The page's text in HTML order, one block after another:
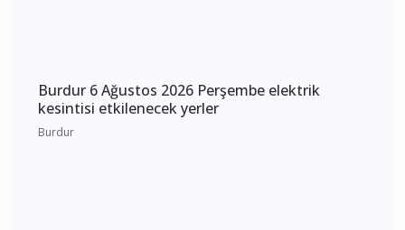
Burdur 6 Ağustos 2026 Perşembe elektrik
kesintisi etkilenecek yerler
Burdur